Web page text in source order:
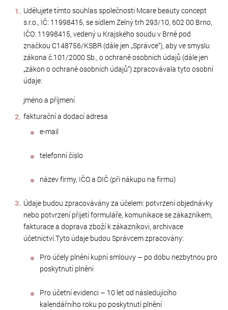
Udělujete tímto souhlas společnosti Mcare beauty concept
s.r.o., IČ: 11998415, se sídlem Zelný trh 293/10, 602 00 Brno,
IČO: 11998415, vedený u Krajského soudu v Brně pod
značkou C148756/KSBR (dále jen „Správce“), aby ve smyslu
zákona č.101/2000 Sb., o ochraně osobních údajů (dále jen
„zákon o ochraně osobních údajů“) zpracovávala tyto osobní
údaje:
jméno a příjmení
fakturační a dodací adresa
e-mail
telefonní číslo
název firmy, IČO a DIČ (při nákupu na firmu)
Údaje budou zpracovávány za účelem: potvrzení objednávky
nebo potvrzení přijetí formuláře, komunikace se zákazníkem,
fakturace a doprava zboží k zákazníkovi, archivace
účetnictví.Tyto údaje budou Správcem zpracovány:
Pro účely plnění kupní smlouvy – po dobu nezbytnou pro
poskytnutí plnění
Pro účetní evidenci – 10 let od následujícího
kalendářního roku po poskytnutí plnění